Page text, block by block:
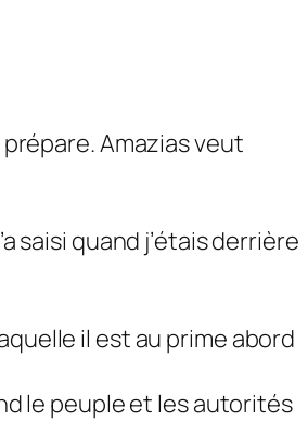
Amazias veut
saisi quand j’étais derrière
il est au prime abord
le peuple et les autorités